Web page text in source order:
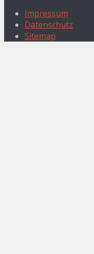
Impressum
Datenschutz
Sitemap